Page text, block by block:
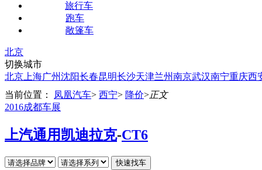
旅行车
跑车
敞篷车
北京
切换城市
北京 上海广州沈阳长春昆明长沙天津兰州南京武汉南宁重庆西
当前位置：
凤凰汽车> 西宁> 降价>正文
2016成都车展
上汽通用凯迪拉克-CT6